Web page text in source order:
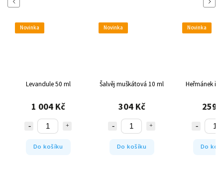
Novinka
Levandule 50 ml
1 004 Kč
Do košíku
Novinka
Šalvěj muškátová 10 ml
304 Kč
Do košíku
Novinka
Heřmánek
259
Do